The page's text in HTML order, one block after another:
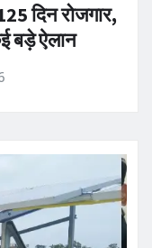
दिन रोजगार,
बड़े ऐलान